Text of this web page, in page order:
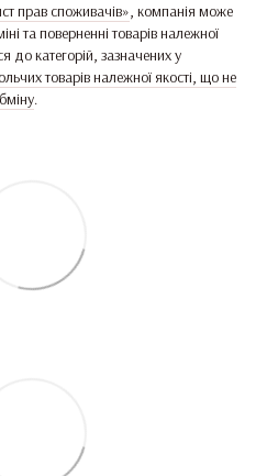
прав споживачів», компанія може
та поверненні товарів належної
до категорій, зазначених у
товарів належної якості, що не
.